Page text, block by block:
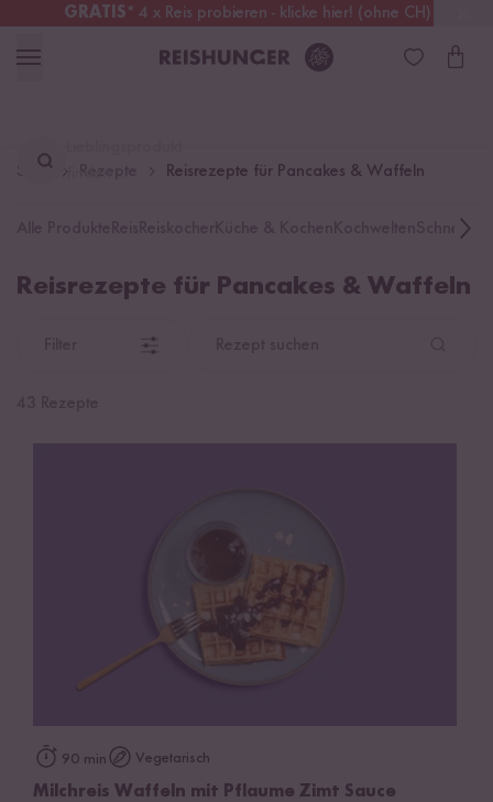
GRATIS* 4 x Reis probieren - klicke hier! (ohne CH)
Schweiz Alle Zölle & Steuern inklusive
finden ...
Start Reisrezepte für Pancakes & Waffeln
Schnelle
Reisrezepte für Pancakes & Waffeln
90 min Vegetarisch
Milchreis Waffeln mit Pflaume Zimt Sauce